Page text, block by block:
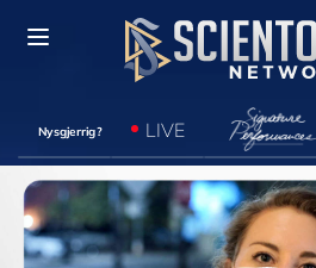
Nysgjerrig? LIVE